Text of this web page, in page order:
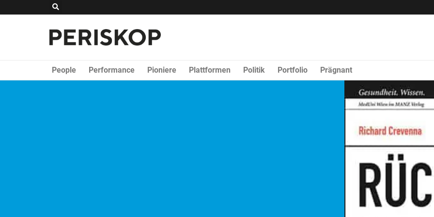
Suche
People Performance Pioniere Plattformen Politik Portfolio Prägnant